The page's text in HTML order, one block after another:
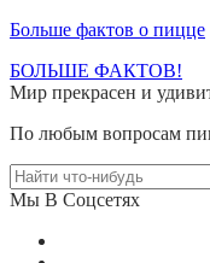
Больше фактов о пицце
БОЛЬШЕ ФАКТОВ!
Мир прекрасен и
По любым вопросам
Мы В Соцсетях